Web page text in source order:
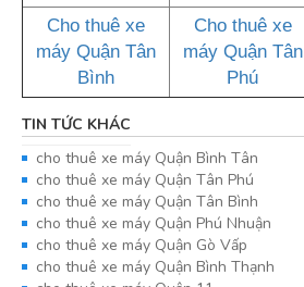
Cho thuê xe
máy Quận Tân
Bình
Cho thuê xe
máy Quận Tân
Phú
TIN TỨC KHÁC
cho thuê xe máy Quận Bình Tân
cho thuê xe máy Quận Tân Phú
cho thuê xe máy Quận Tân Bình
cho thuê xe máy Quận Phú Nhuận
cho thuê xe máy Quận Gò Vấp
cho thuê xe máy Quận Bình Thạnh